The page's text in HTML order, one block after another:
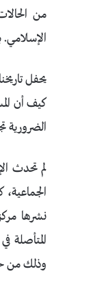
من
الإسلامي.
يحفل
كيف أن
الضرورية
لم تحدث
نشرها
المتأصلة
وذلك من